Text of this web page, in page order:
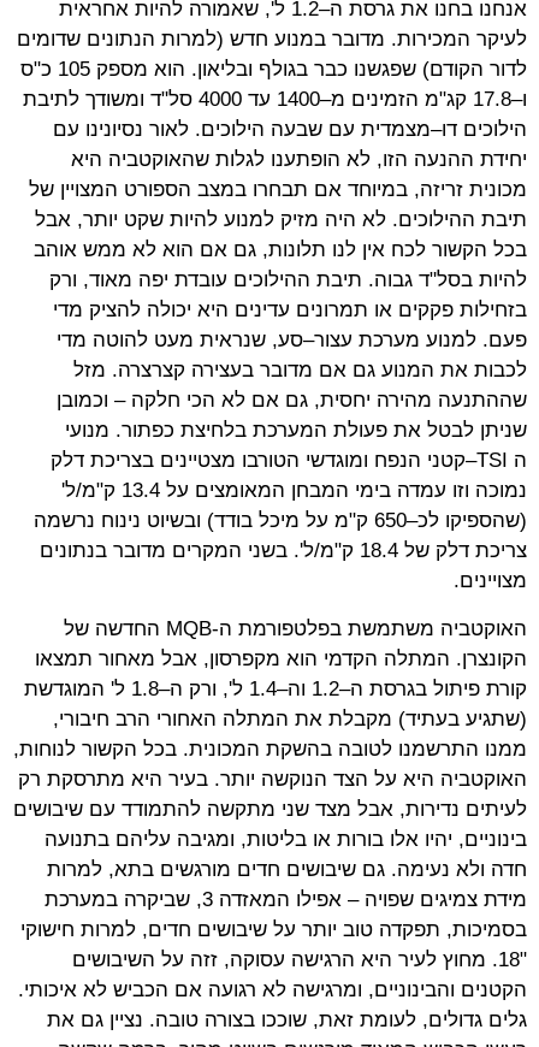
אנחנו בחנו את גרסת ה–1.2 ל', שאמורה להיות אחראית
לעיקר המכירות. מדובר במנוע חדש (למרות הנתונים שדומים
לדור הקודם) שפגשנו כבר בגולף ובליאון. הוא מספק 105 כ"ס
ו–17.8 קג"מ הזמינים מ–1400 עד 4000 סל"ד ומשודך לתיבת
הילוכים דו–מצמדית עם שבעה הילוכים. לאור נסיונינו עם
יחידת ההנעה הזו, לא הופתענו לגלות שהאוקטביה היא
מכונית זריזה, במיוחד אם תבחרו במצב הספורט המצויין של
תיבת ההילוכים. לא היה מזיק למנוע להיות שקט יותר, אבל
בכל הקשור לכח אין לנו תלונות, גם אם הוא לא ממש אוהב
להיות בסל"ד גבוה. תיבת ההילוכים עובדת יפה מאוד, ורק
בזחילות פקקים או תמרונים עדינים היא יכולה להציק מדי
פעם. למנוע מערכת עצור–סע, שנראית מעט להוטה מדי
לכבות את המנוע גם אם מדובר בעצירה קצרצרה. מזל
שההתנעה מהירה יחסית, גם אם לא הכי חלקה – וכמובן
שניתן לבטל את פעולת המערכת בלחיצת כפתור. מנועי
ה–TSIקטני הנפח ומוגדשי הטורבו מצטיינים בצריכת דלק
נמוכה וזו עמדה בימי המבחן המאומצים על 13.4 ק"מ/ל'
(שהספיקו לכ–650 ק"מ על מיכל בודד) ובשיוט נינוח נרשמה
צריכת דלק של 18.4 ק"מ/ל'. בשני המקרים מדובר בנתונים
מצויינים.
האוקטביה משתמשת בפלטפורמת ה-MQBהחדשה של
הקונצרן. המתלה הקדמי הוא מקפרסון, אבל מאחור תמצאו
קורת פיתול בגרסת ה–1.2 וה–1.4 ל', ורק ה–1.8 ל' המוגדשת
(שתגיע בעתיד) מקבלת את המתלה האחורי הרב חיבורי,
ממנו התרשמנו לטובה בהשקת המכונית. בכל הקשור לנוחות,
האוקטביה היא על הצד הנוקשה יותר. בעיר היא מתרסקת רק
לעיתים נדירות, אבל מצד שני מתקשה להתמודד עם שיבושים
בינוניים, יהיו אלו בורות או בליטות, ומגיבה עליהם בתנועה
חדה ולא נעימה. גם שיבושים חדים מורגשים בתא, למרות
מידת צמיגים שפויה – אפילו המאזדה 3, שביקרה במערכת
בסמיכות, תפקדה טוב יותר על שיבושים חדים, למרות חישוקי
"18. מחוץ לעיר היא הרגישה עסוקה, זזה על השיבושים
הקטנים והבינוניים, ומרגישה לא רגועה אם הכביש לא איכותי.
גלים גדולים, לעומת זאת, שוככו בצורה טובה. נציין גם את